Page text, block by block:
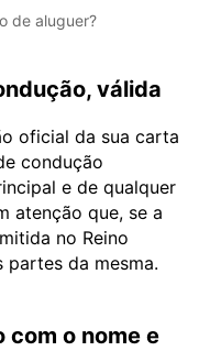
de aluguer?
válida
oficial da sua carta
condução
e de qualquer
atenção que, se a
no Reino
partes da mesma.
o nome e